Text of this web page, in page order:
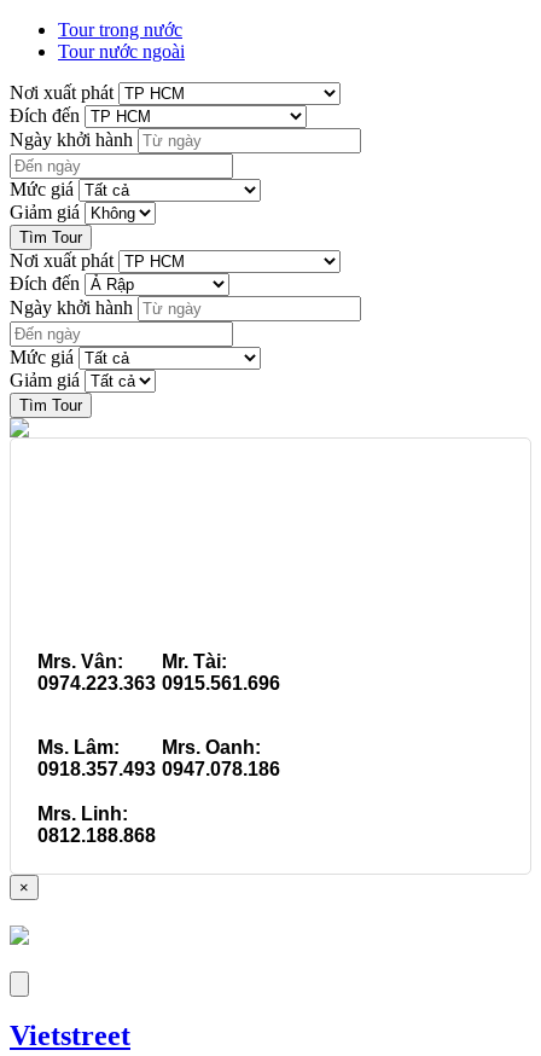
Tour trong nước
Tour nước ngoài
Nơi xuất phát
Đích đến
Ngày khởi hành
Mức giá
Giảm giá
Nơi xuất phát
Đích đến
Ngày khởi hành
Mức giá
Giảm giá
Mrs. Vân:
0974.223.363
Mr. Tài:
0915.561.696
Ms. Lâm:
0918.357.493
Mrs. Oanh:
0947.078.186
Mrs. Linh:
0812.188.868
×
Vietstreet